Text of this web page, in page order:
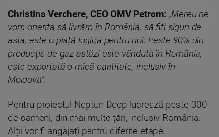
Christina Verchere, CEO OMV Petrom: „Mereu ne
vom orienta să livrăm în România, să fiți siguri de
asta, este o piață logică pentru noi. Peste 90% din
producția de gaz astăzi este vândută în România,
este exportată o mică cantitate, inclusiv în
Moldova”.
Pentru proiectul Neptun Deep lucrează peste 300
de oameni, din mai multe țări, inclusiv România.
Alții vor fi angajați pentru diferite etape.